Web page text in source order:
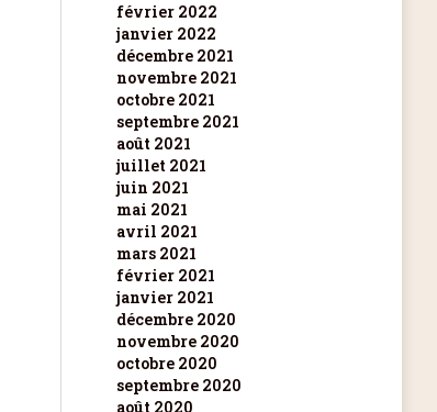
février 2022
janvier 2022
décembre 2021
novembre 2021
octobre 2021
septembre 2021
août 2021
juillet 2021
juin 2021
mai 2021
avril 2021
mars 2021
février 2021
janvier 2021
décembre 2020
novembre 2020
octobre 2020
septembre 2020
août 2020